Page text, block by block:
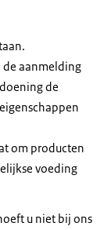
de aanmelding
de
om producten
voeding
u niet bij ons